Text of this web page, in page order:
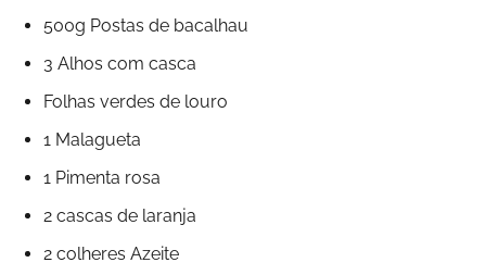
500g Postas de bacalhau
3 Alhos com casca
Folhas verdes de louro
1 Malagueta
1 Pimenta rosa
2 cascas de laranja
2 colheres Azeite